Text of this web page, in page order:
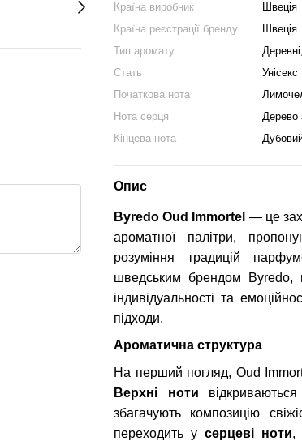
Країна виробник
Швеція
Країна реєстрації бренду
Швеція
Тип аромату
Стать
Унісекс
Початкова нота
Нота серця
Дерево
Кінцева нота
Опис
Byredo Oud Immortel — це
ароматної палітри,
розуміння традицій
шведським брендом Byredo,
індивідуальності та
підходи.
Ароматична структура
На перший погляд, Oud
Верхні ноти
збагачують композицію
переходить у серцеві ноти,